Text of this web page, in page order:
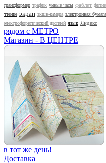
трансформер трафик умные часы фаблет
чтение экран экшн-камера электронная бумага
электрофоретический дисплей язык Яндекс
рядом с МЕТРО
Магазин - В ЦЕНТРЕ
в тот же день!
Доставка